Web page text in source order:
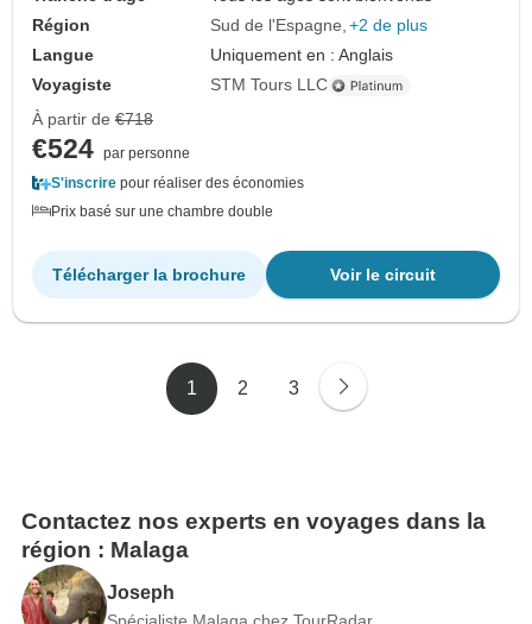
Région
Sud de l'Espagne +2 de plus
Langue
Uniquement en : Anglais
Voyagiste
STM Tours LLC
À partir de €718
€524 par personne
S'inscrire pour réaliser des économies
Prix basé sur une chambre double
Voir le circuit
Télécharger la brochure
1 2 3
Contactez nos experts en voyages dans la
région : Malaga
Joseph